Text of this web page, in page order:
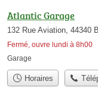
Atlantic Garage
132 Rue Aviation, 44340
Fermé, ouvre lundi à 8h00
Garage
Horaires